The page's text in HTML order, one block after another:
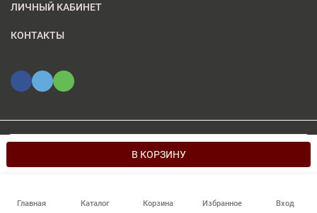
В КОРЗИНУ
ЛИЧНЫЙ КАБИНЕТ
КОНТАКТЫ
Главная Каталог Корзина Избранное Вход